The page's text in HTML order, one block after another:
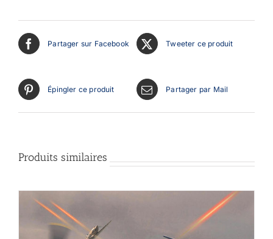
Partager sur Facebook Tweeter ce produit
Épingler ce produit Partager par Mail
Produits similaires